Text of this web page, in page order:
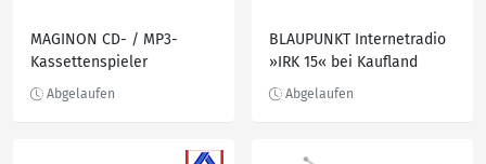
MAGINON CD- / MP3-
Kassettenspieler
BLAUPUNKT Internetradio
»IRK 15« bei Kaufland